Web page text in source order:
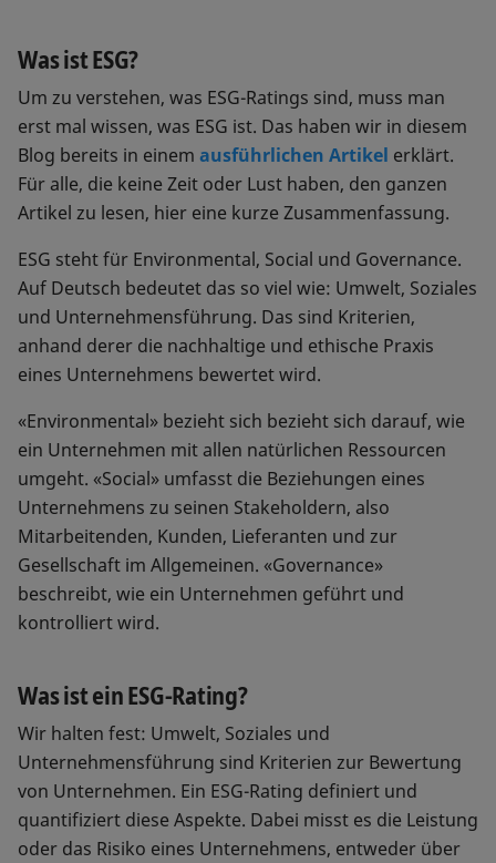
Was ist ESG?
Um zu verstehen, was ESG-Ratings sind, muss man
erst mal wissen, was ESG ist. Das haben wir in diesem
Blog bereits in einem ausführlichen Artikel erklärt.
Für alle, die keine Zeit oder Lust haben, den ganzen
Artikel zu lesen, hier eine kurze Zusammenfassung.
ESG steht für Environmental, Social und Governance.
Auf Deutsch bedeutet das so viel wie: Umwelt, Soziales
und Unternehmensführung. Das sind Kriterien,
anhand derer die nachhaltige und ethische Praxis
eines Unternehmens bewertet wird.
«Environmental» bezieht sich bezieht sich darauf, wie
ein Unternehmen mit allen natürlichen Ressourcen
umgeht. «Social» umfasst die Beziehungen eines
Unternehmens zu seinen Stakeholdern, also
Mitarbeitenden, Kunden, Lieferanten und zur
Gesellschaft im Allgemeinen. «Governance»
beschreibt, wie ein Unternehmen geführt und
kontrolliert wird.
Was ist ein ESG-Rating?
Wir halten fest: Umwelt, Soziales und
Unternehmensführung sind Kriterien zur Bewertung
von Unternehmen. Ein ESG-Rating definiert und
quantifiziert diese Aspekte. Dabei misst es die Leistung
oder das Risiko eines Unternehmens, entweder über